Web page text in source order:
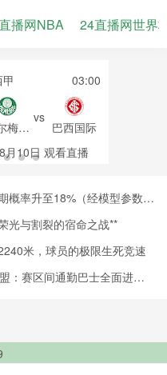
播网NBA 24直播网世界
03:00
梅拉
斯
vs
巴西国际
月10日 观看直播
概率升至18%（经模型参数修
光与割裂的宿命之战**
米，球员的极限生死竞速
：赛区间通勤巴士全面进入